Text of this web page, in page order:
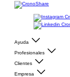
Ayuda
Profesionales
Clientes
Empresa